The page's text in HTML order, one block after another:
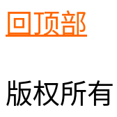
回顶部
版权所